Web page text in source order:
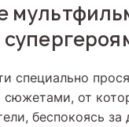
специально
сюжетами, от
беспокоясь за